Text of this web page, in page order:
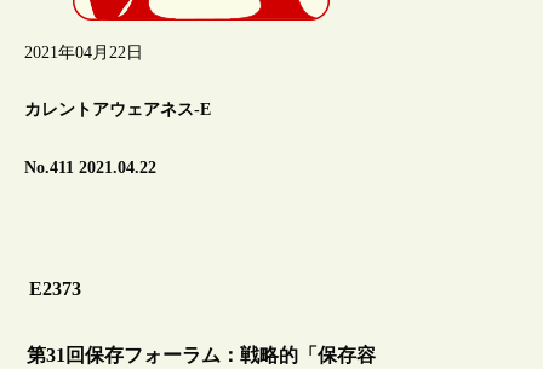
2021年04月22日
カレントアウェアネス-E
No.411 2021.04.22
E2373
第31回保存フォーラム：戦略的「保存容